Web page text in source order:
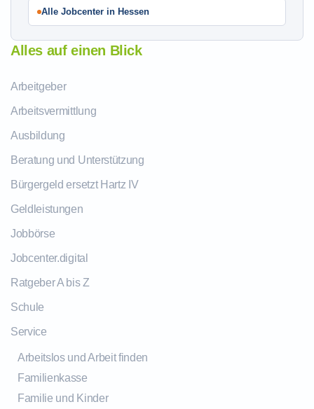
Alle Jobcenter in Hessen
Alles auf einen Blick
Arbeitgeber
Arbeitsvermittlung
Ausbildung
Beratung und Unterstützung
Bürgergeld ersetzt Hartz IV
Geldleistungen
Jobbörse
Jobcenter.digital
Ratgeber A bis Z
Schule
Service
Arbeitslos und Arbeit finden
Familienkasse
Familie und Kinder